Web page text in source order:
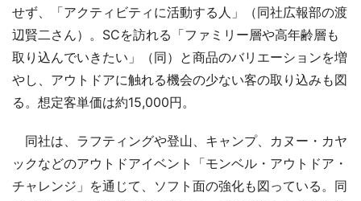
せず、「アクティビティに活動する人」（同社広報部の渡
辺賢二さん）。SCを訪れる「ファミリー層や高年齢層も
取り込んでいきたい」（同）と商品のバリエーションを増
やし、アウトドアに触れる機会の少ない客の取り込みも図
る。想定客単価は約15,000円。
同社は、ラフティングや登山、キャンプ、カヌー・カヤ
ックなどのアウトドアイベント「モンベル・アウトドア・
チャレンジ」を通じて、ソフト面の強化も図っている。同